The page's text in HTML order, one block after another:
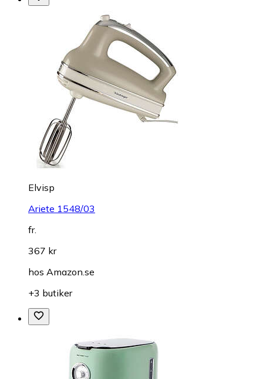
Elvisp
Ariete 1548/03
fr.
367 kr
hos Amazon.se
+3 butiker